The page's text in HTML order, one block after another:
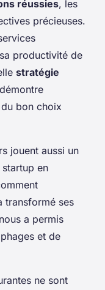
réussies, les
précieuses.
productivité de
stratégie
du bon choix
jouent aussi un
en
transformé ses
a permis
et de
ne sont